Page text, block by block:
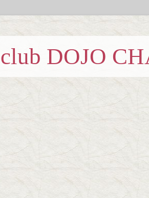
DOJO